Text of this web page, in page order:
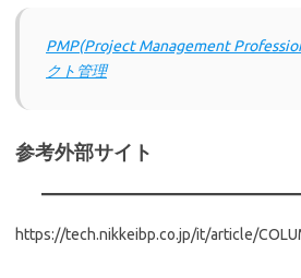
PMP(Project Management
クト管理
参考外部サイト
https://tech.nikkeibp.co.jp/it/article/